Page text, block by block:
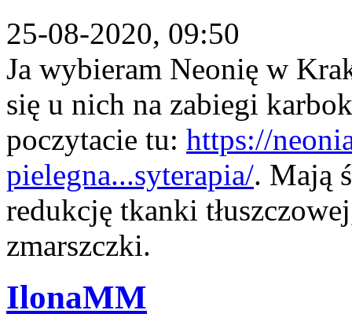
25-08-2020, 09:50
Ja wybieram Neonię w
się u nich na zabiegi
poczytacie tu: https://
pielegna...syterapia/. Mają
redukcję tkanki
zmarszczki.
IlonaMM